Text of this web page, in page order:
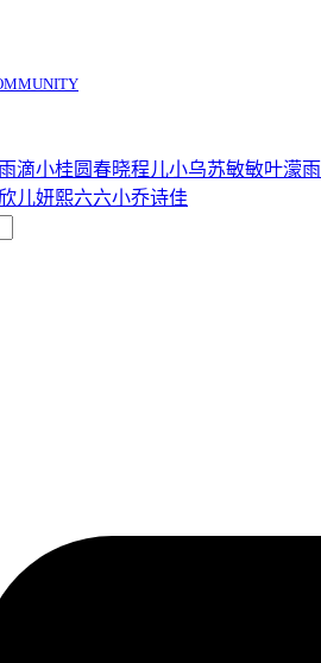
滴小桂圆春晓程儿小乌苏敏敏叶濛雨
儿妍熙六六小乔诗佳